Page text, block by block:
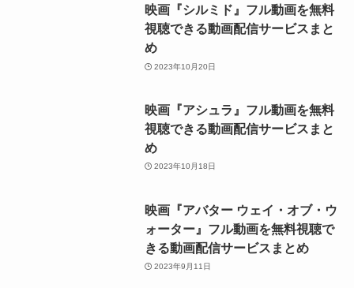
映画『シルミド』フル動画を無料
視聴できる動画配信サービスまと
め
2023年10月20日
映画『アシュラ』フル動画を無料
視聴できる動画配信サービスまと
め
2023年10月18日
映画『アバター ウェイ・オブ・ウ
ォーター』フル動画を無料視聴で
きる動画配信サービスまとめ
2023年9月11日